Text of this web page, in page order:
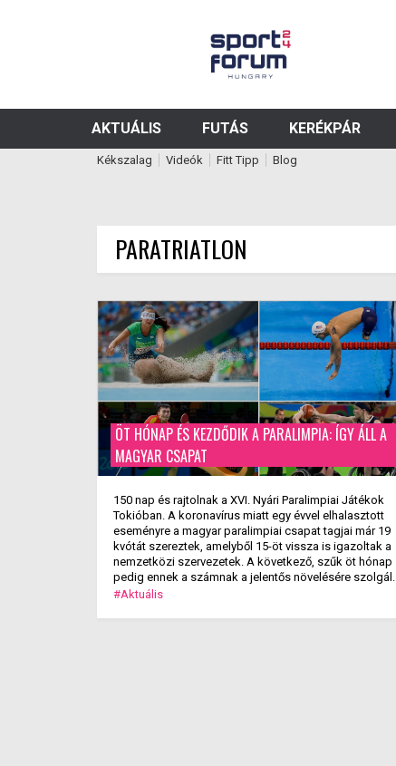
AKTUÁLIS FUTÁS KERÉKPÁR
Kékszalag Videók Fitt Tipp Blog
PARATRIATLON
ÖT HÓNAP ÉS KEZDŐDIK A PARALIMPIA: ÍGY ÁLL A
MAGYAR CSAPAT
150 nap és rajtolnak a XVI. Nyári Paralimpiai Játékok
Tokióban. A koronavírus miatt egy évvel elhalasztott
eseményre a magyar paralimpiai csapat tagjai már 19
kvótát szereztek, amelyből 15-öt vissza is igazoltak a
nemzetközi szervezetek. A következő, szűk öt hónap
pedig ennek a számnak a jelentős növelésére szolgál.
#Aktuális